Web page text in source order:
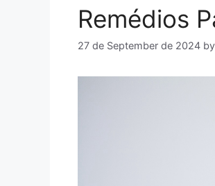
Remédios
27 de September de 2024 by